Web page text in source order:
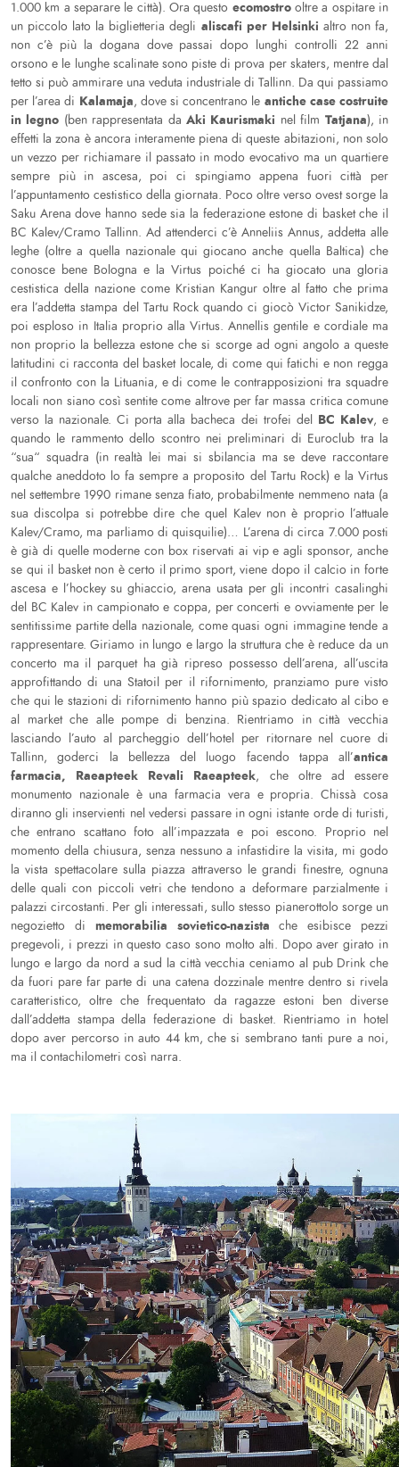
1.000 km a separare le città). Ora questo ecomostrooltre a ospitare in
un piccolo lato la biglietteria degli aliscafi per Helsinki altro non fa,
non c’è più la dogana dove passai dopo lunghi controlli 22 anni
orsono e le lunghe scalinate sono piste di prova per skaters, mentre dal
tetto si può ammirare una veduta industriale di Tallinn. Da qui passiamo
per l’area di Kalamaja, dove si concentrano le antiche case costruite
in legno (ben rappresentata daAki Kaurismaki nel film Tatjana), in
effetti la zona è ancora interamente piena di queste abitazioni, non solo
un vezzo per richiamare il passato in modo evocativo ma un quartiere
sempre più in ascesa, poi ci spingiamo appena fuori città per
l’appuntamento cestistico della giornata. Poco oltre verso ovest sorge la
Saku Arena dove hanno sede sia la federazione estone di basket che il
BC Kalev/Cramo Tallinn. Ad attenderci c’è Anneliis Annus, addetta alle
leghe (oltre a quella nazionale qui giocano anche quella Baltica) che
conosce bene Bologna e la Virtus poiché ci ha giocato una gloria
cestistica della nazione come Kristian Kangur oltre al fatto che prima
era l’addetta stampa del Tartu Rock quando ci giocò Victor Sanikidze,
poi esploso in Italia proprio alla Virtus. Annellis gentile e cordiale ma
non proprio la bellezza estone che si scorge ad ogni angolo a queste
latitudini ci racconta del basket locale, di come qui fatichi e non regga
il confronto con la Lituania, e di come le contrapposizioni tra squadre
locali non siano così sentite come altrove per far massa critica comune
verso la nazionale. Ci porta alla bacheca dei trofei del BC Kalev, e
quando le rammento dello scontro nei preliminari di Euroclub tra la
“sua“ squadra (in realtà lei mai si sbilancia ma se deve raccontare
qualche aneddoto lo fa sempre a proposito del Tartu Rock) e la Virtus
nel settembre 1990 rimane senza fiato, probabilmente nemmeno nata (a
sua discolpa si potrebbe dire che quel Kalev non è proprio l’attuale
Kalev/Cramo, ma parliamo di quisquilie)… L’arena di circa 7.000 posti
è già di quelle moderne con box riservati ai vip e agli sponsor, anche
se qui il basket non è certo il primo sport, viene dopo il calcio in forte
ascesa e l’hockey su ghiaccio, arena usata per gli incontri casalinghi
del BC Kalev in campionato e coppa, per concerti e ovviamente per le
sentitissime partite della nazionale, come quasi ogni immagine tende a
rappresentare. Giriamo in lungo e largo la struttura che è reduce da un
concerto ma il parquet ha già ripreso possesso dell’arena, all’uscita
approfittando di una Statoil per il rifornimento, pranziamo pure visto
che qui le stazioni di rifornimento hanno più spazio dedicato al cibo e
al market che alle pompe di benzina. Rientriamo in città vecchia
lasciando l’auto al parcheggio dell’hotel per ritornare nel cuore di
Tallinn, goderci la bellezza del luogo facendo tappa all’antica
farmacia, Raeapteek Revali Raeapteek, che oltre ad essere
monumento nazionale è una farmacia vera e propria. Chissà cosa
diranno gli inservienti nel vedersi passare in ogni istante orde di turisti,
che entrano scattano foto all’impazzata e poi escono. Proprio nel
momento della chiusura, senza nessuno a infastidire la visita, mi godo
la vista spettacolare sulla piazza attraverso le grandi finestre, ognuna
delle quali con piccoli vetri che tendono a deformare parzialmente i
palazzi circostanti. Per gli interessati, sullo stesso pianerottolo sorge un
negozietto di memorabilia sovietico-nazista che esibisce pezzi
pregevoli, i prezzi in questo caso sono molto alti. Dopo aver girato in
lungo e largo da nord a sud la città vecchia ceniamo al pub Drink che
da fuori pare far parte di una catena dozzinale mentre dentro si rivela
caratteristico, oltre che frequentato da ragazze estoni ben diverse
dall’addetta stampa della federazione di basket. Rientriamo in hotel
dopo aver percorso in auto 44 km, che si sembrano tanti pure a noi,
ma il contachilometri così narra.